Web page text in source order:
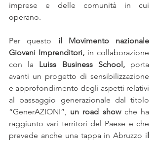
imprese e delle comunità in cui
operano.
Per questo il Movimento nazionale
Giovani Imprenditori, in collaborazione
con la Luiss Business School, porta
avanti un progetto di sensibilizzazione
e approfondimento degli aspetti relativi
al passaggio generazionale dal titolo
“GenerAZIONI”, un road show che ha
raggiunto vari territori del Paese e che
prevede anche una tappa in Abruzzo i